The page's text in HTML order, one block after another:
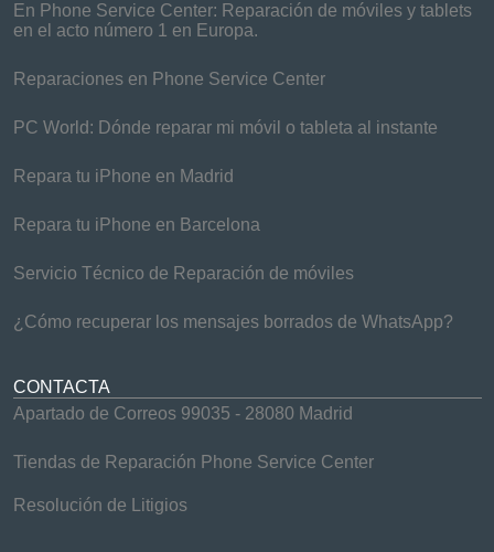
En Phone Service Center: Reparación de móviles y tablets
en el acto número 1 en Europa.
Reparaciones en Phone Service Center
PC World: Dónde reparar mi móvil o tableta al instante
Repara tu iPhone en Madrid
Repara tu iPhone en Barcelona
Servicio Técnico de Reparación de móviles
¿Cómo recuperar los mensajes borrados de WhatsApp?
CONTACTA
Apartado de Correos 99035 - 28080 Madrid
Tiendas de Reparación Phone Service Center
Resolución de Litigios